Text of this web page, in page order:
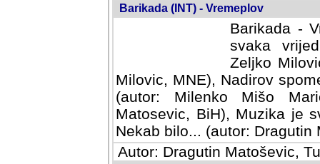
Barikada (INT) - Vremeplov
Barikada -
svaka
Milovic,
MNE), Nadirov spomenar
Milenko Mišo Maric, UK),
Muzika je svirala (autor:
(autor: Dragutin Matosevic,
Autor: Dragutin Matoševic,